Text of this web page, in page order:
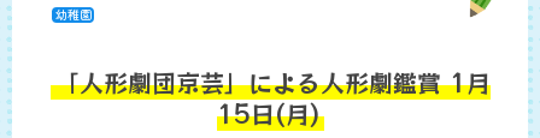
幼稚園
「人形劇団京芸」による人形劇鑑賞 1月
15日(月)